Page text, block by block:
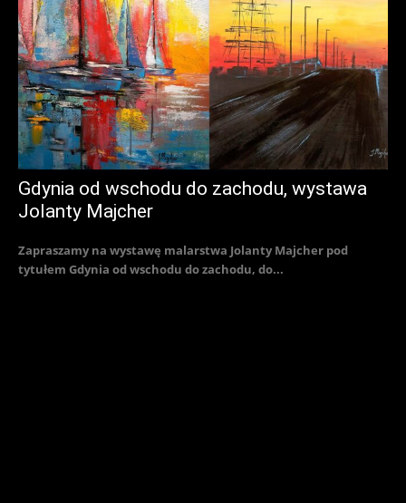
Gdynia od wschodu do zachodu, wystawa
Jolanty Majcher
Zapraszamy na wystawę malarstwa Jolanty Majcher pod
tytułem Gdynia od wschodu do zachodu, do...